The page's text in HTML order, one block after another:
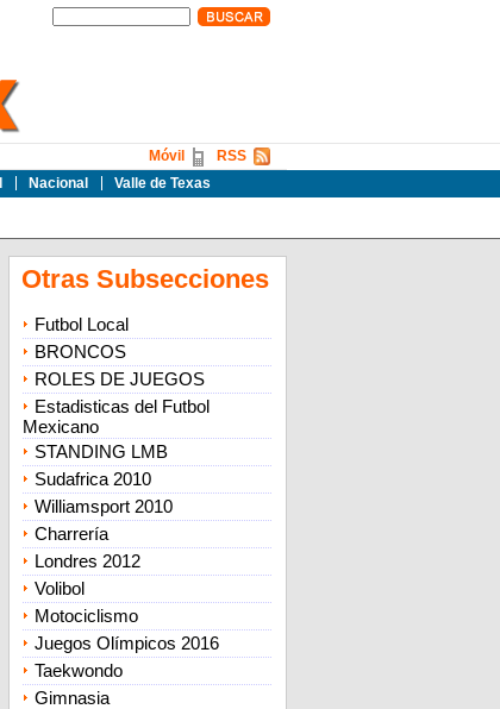
Nacional Valle de Texas
RSS
Móvil
Otras Subsecciones
Futbol Local
BRONCOS
ROLES DE JUEGOS
Estadisticas del Futbol
Mexicano
STANDING LMB
Sudafrica 2010
Williamsport 2010
Charrería
Londres 2012
Volibol
Motociclismo
Juegos Olímpicos 2016
Taekwondo
Gimnasia